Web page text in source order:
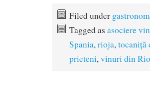
Filed under
Tagged as asociere
Spania,rioja,tocaniță
prieteni,vinuri din